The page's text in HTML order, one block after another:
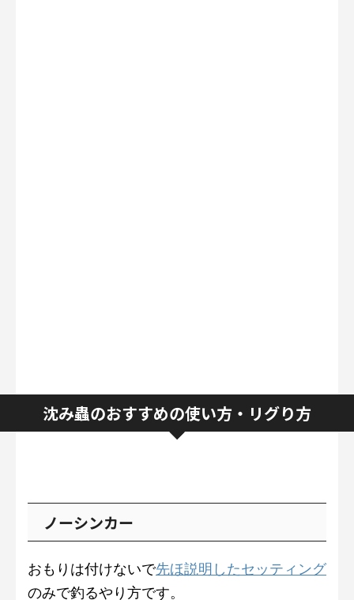
沈み蟲のおすすめの使い方・リグり方
ノーシンカー
おもりは付けないで先ほ説明したセッティング
のみで釣るやり方です。